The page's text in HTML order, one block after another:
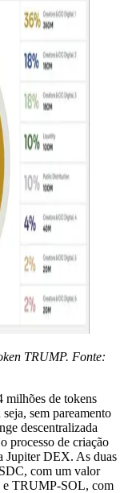
TRUMP. Fonte:
milhões de tokens
sem pareamento
descentralizada
processo de criação
Jupiter DEX. As duas
com um valor
e TRUMP-SOL, com